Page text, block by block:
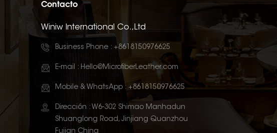
Contacto
Winiw International Co.,Ltd
Business Phone : +8618150976625
E-mail : Hello@MicrofiberLeather.com
Mobile & WhatsApp : +8618150976625
Dirección : W6-302 Shimao Manhadun
Shuanglong Road, Jinjiang Quanzhou
Fujian China